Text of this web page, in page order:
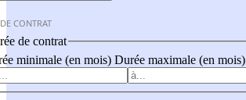
CONTRAT
de contrat
minimale (en mois) Durée maximale (en mois)